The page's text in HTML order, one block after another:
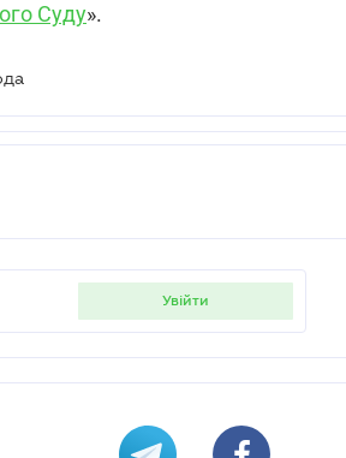
Суду».
увійти